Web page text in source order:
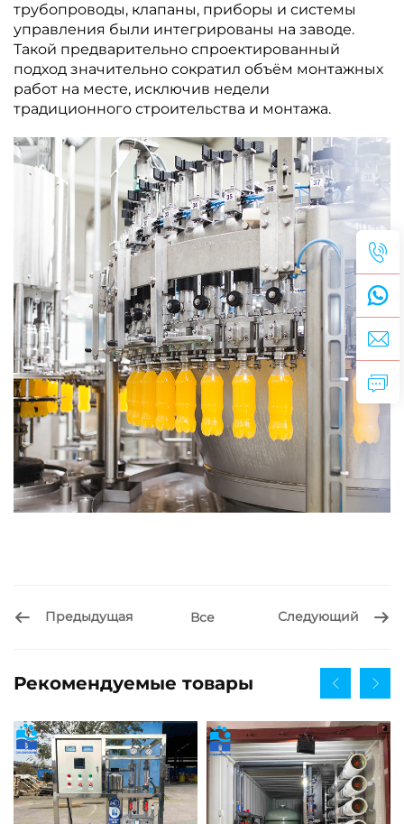
трубопроводы, клапаны, приборы и системы
управления были интегрированы на заводе.
Такой предварительно спроектированный
подход значительно сократил объём монтажных
работ на месте, исключив недели
традиционного строительства и монтажа.
Предыдущая Все Следующий
Рекомендуемые товары